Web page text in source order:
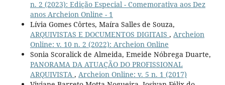
n. 2 (2023): Edição Especial - Comemorativa aos Dez
anos Archeion Online - 1
Lívia Gomes Côrtes, Maíra Salles de Souza,
ARQUIVISTAS E DOCUMENTOS DIGITAIS , Archeion
Online: v. 10 n. 2 (2022): Archeion Online
Sonia Scoralick de Almeida, Emeide Nóbrega Duarte,
PANORAMA DA ATUAÇÃO DO PROFISSIONAL
ARQUIVISTA , Archeion Online: v. 5 n. 1 (2017)